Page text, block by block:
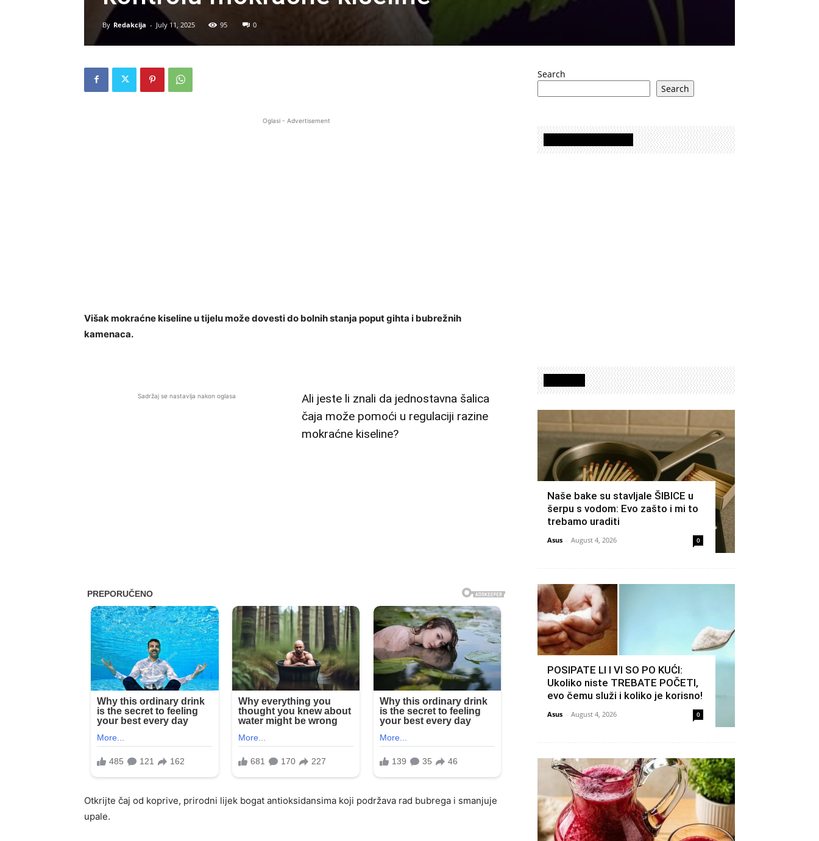
By Redakcija - July 11, 2025 95 0
Oglasi - Advertisement
Višak mokraćne kiseline u tijelu može dovesti do bolnih stanja poput gihta i bubrežnih
kamenaca.
Sadržaj se nastavlja nakon oglasa
Ali jeste li znali da jednostavna šalica
čaja može pomoći u regulaciji razine
mokraćne kiseline?
Otkrijte čaj od koprive, prirodni lijek bogat antioksidansima koji podržava rad bubrega i smanjuje
upale.
Search
Search
Naše bake su stavljale ŠIBICE u
šerpu s vodom: Evo zašto i mi to
trebamo uraditi
Asus - August 4, 2026 0
POSIPATE LI I VI SO PO KUĆI:
Ukoliko niste TREBATE POČETI,
evo čemu služi i koliko je korisno!
Asus - August 4, 2026 0